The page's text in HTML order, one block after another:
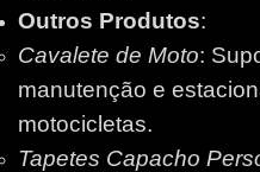
Outros Produtos:
Cavalete de Moto:
manutenção e
motocicletas.
Tapetes Capacho